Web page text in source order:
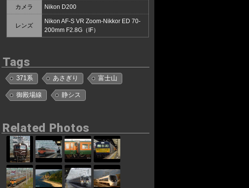
カメラ Nikon D200
レンズ
Nikon AF-S VR Zoom-Nikkor ED 70-
200mm F2.8G（IF）
Tags
371系 あさぎり 富士山
御殿場線 静シス
Related Photos